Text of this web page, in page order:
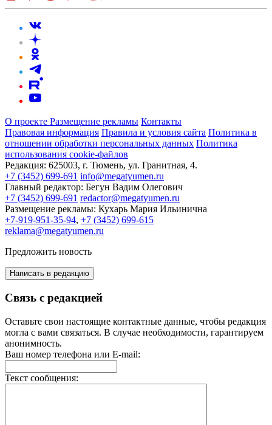
О проекте Размещение рекламы Контакты
Правовая информация Правила и условия сайта Политика в
отношении обработки персональных данных Политика
использования cookie-файлов
Редакция: 625003, г. Тюмень, ул. Гранитная, 4.
+7 (3452) 699-691 info@megatyumen.ru
Главный редактор: Бегун Вадим Олегович
+7 (3452) 699-691 redactor@megatyumen.ru
Размещение рекламы: Кухарь Мария Ильинична
+7-919-951-35-94, +7 (3452) 699-615
reklama@megatyumen.ru
Предложить новость
Написать в редакцию
Связь с редакцией
Оставьте свои настоящие контактные данные, чтобы редакция
могла с вами связаться. В случае необходимости, гарантируем
анонимность.
Ваш номер телефона или E-mail:
Текст сообщения: